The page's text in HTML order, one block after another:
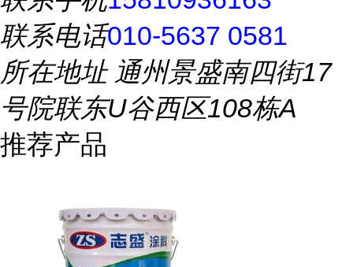
联系电话010-5637 0581
所在地址通州景盛南四街17
号院联东U谷西区108栋A
推荐产品